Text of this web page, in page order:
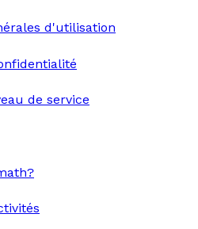
d'utilisation
de service